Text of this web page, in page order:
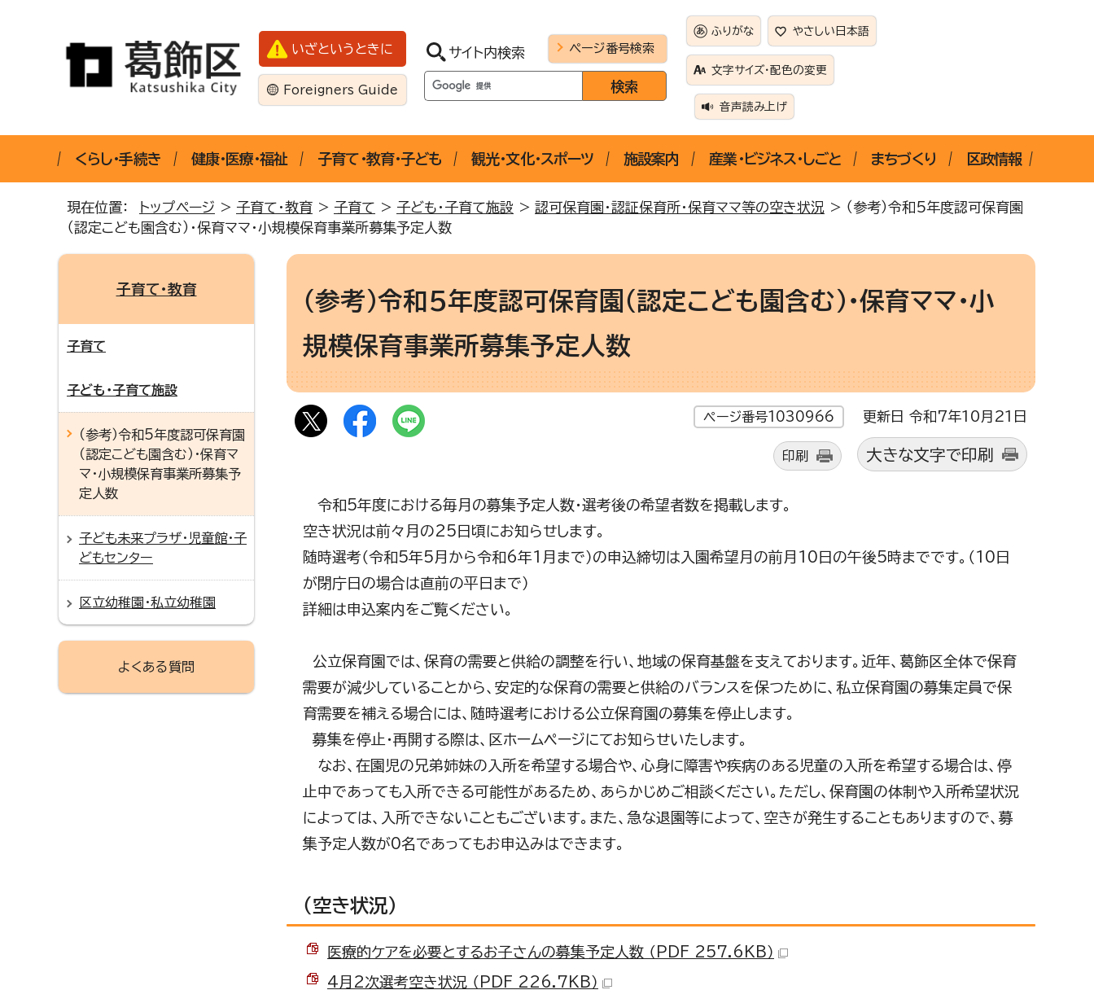
いざというときに
Foreigners Guide
サイト内検索 ページ番号検索
ふりがな やさしい日本語
文字サイズ・配色の変更
音声読み上げ
くらし・手続き 健康・医療・福祉 子育て・教育・子ども 観光・文化・スポーツ 施設案内 産業・ビジネス・しごと まちづくり 区政情報
現在位置： トップページ > 子育て・教育 > 子育て > 子ども・子育て施設 > 認可保育園・認証保育所・保育ママ等の空き状況 > （参考）令和5年度認可保育園
（認定こども園含む）・保育ママ・小規模保育事業所募集予定人数
（参考）令和5年度認可保育園（認定こども園含む）・保育ママ・小
規模保育事業所募集予定人数
ページ番号1030966 更新日 令和7年10月21日
印刷 大きな文字で印刷
令和5年度における毎月の募集予定人数・選考後の希望者数を掲載します。
空き状況は前々月の25日頃にお知らせします。
随時選考（令和5年5月から令和6年1月まで）の申込締切は入園希望月の前月10日の午後5時までです。（10日
が閉庁日の場合は直前の平日まで）
詳細は申込案内をご覧ください。
公立保育園では、保育の需要と供給の調整を行い、地域の保育基盤を支えております。近年、葛飾区全体で保育
需要が減少していることから、安定的な保育の需要と供給のバランスを保つために、私立保育園の募集定員で保
育需要を補える場合には、随時選考における公立保育園の募集を停止します。
募集を停止・再開する際は、区ホームページにてお知らせいたします。
なお、在園児の兄弟姉妹の入所を希望する場合や、心身に障害や疾病のある児童の入所を希望する場合は、停
止中であっても入所できる可能性があるため、あらかじめご相談ください。ただし、保育園の体制や入所希望状況
によっては、入所できないこともございます。また、急な退園等によって、空きが発生することもありますので、募
集予定人数が0名であってもお申込みはできます。
（空き状況）
医療的ケアを必要とするお子さんの募集予定人数 （PDF 257.6KB）
4月2次選考空き状況 （PDF 226.7KB）
子育て・教育
子育て
子ども・子育て施設
（参考）令和5年度認可保育園
（認定こども園含む）・保育マ
マ・小規模保育事業所募集予
定人数
子ども未来プラザ・児童館・子
どもセンター
区立幼稚園・私立幼稚園
よくある質問